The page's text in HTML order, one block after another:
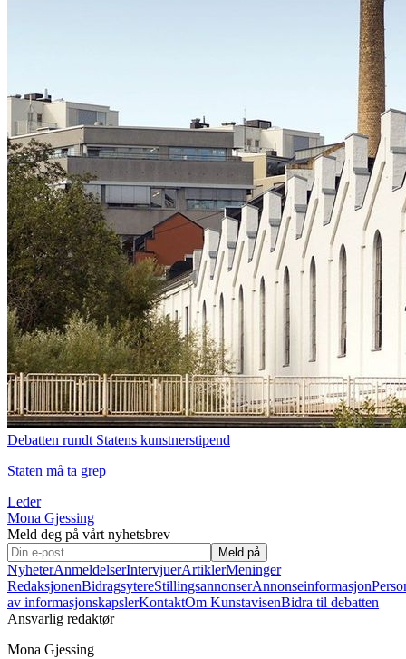
Debatten rundt Statens kunstnerstipend
Staten må ta grep
Leder
Mona Gjessing
Meld deg på vårt nyhetsbrev
Meld på
NyheterAnmeldelserIntervjuerArtiklerMeninger
RedaksjonenBidragsytereStillingsannonserAnnonseinformasjon
av informasjonskapslerKontaktOm KunstavisenBidra til debatten
Ansvarlig redaktør
Mona Gjessing